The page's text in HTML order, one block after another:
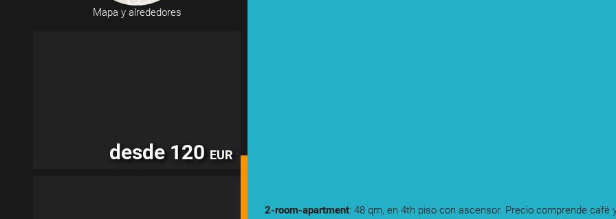
2-room-apartment: 48 qm, en 4th piso con ascensor. Precio comprende café
Mapa y alrededores
desde 120 EUR